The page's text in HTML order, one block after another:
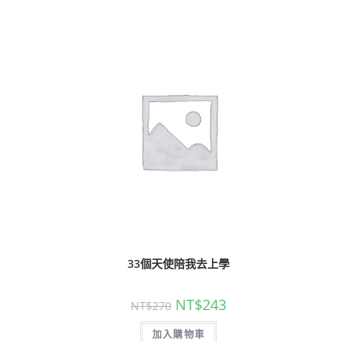
33個天使陪我去上學
NT$270 NT$243
加入購物車